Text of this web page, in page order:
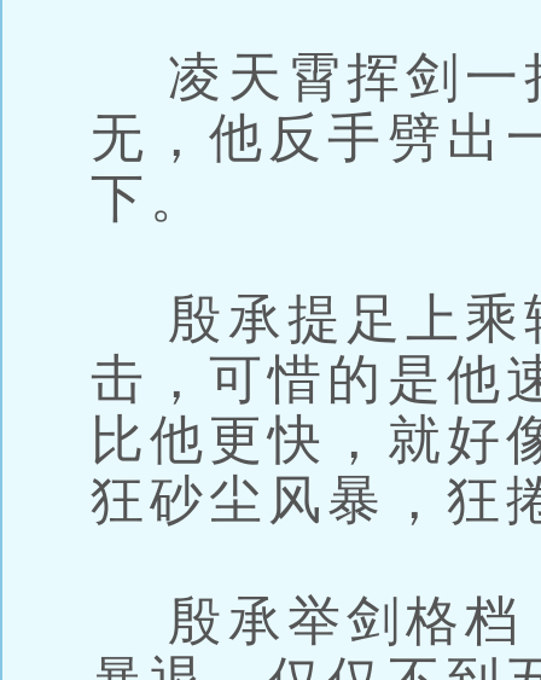
凌天霄挥剑一
无，他反手劈出
下。
殷承提足上乘
击，可惜的是他
比他更快，就好
狂砂尘风暴，狂
殷承举剑格档